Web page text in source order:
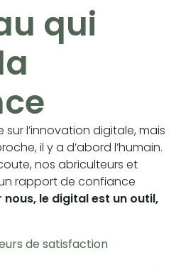
qui
sur l’innovation digitale, mais
il y a d’abord l’humain.
nos abriculteurs et
rapport de confiance
nous, le digital est un outil,
de satisfaction